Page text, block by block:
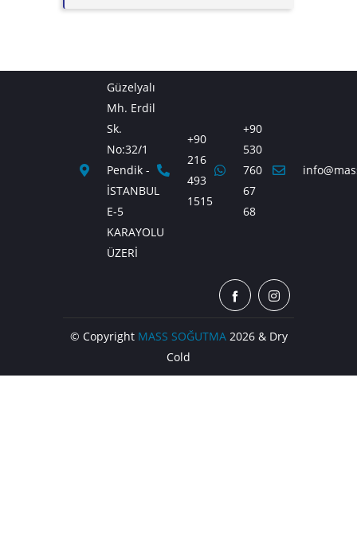
Güzelyalı
Mh. Erdil
Sk.
No:32/1
Pendik -
İSTANBUL
E-5
KARAYOLU
ÜZERİ
+90
216
493
1515
+90
530
760
67
68
© CopyrightMASS SOĞUTMA2026 & Dry
Cold